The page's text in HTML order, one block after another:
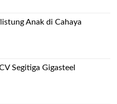
Anak di Cahaya
Segitiga Gigasteel